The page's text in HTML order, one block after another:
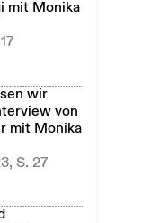
mit Monika
wir
von
mit Monika
S. 27